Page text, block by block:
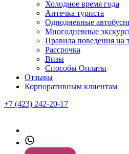
Холодное время года
Аптечка туриста
Однодневные
Многодневные
Правила поведения на
Рассрочка
Визы
Способы Оплаты
Отзывы
Корпоративным клиентам
+7 (423) 242-20-17